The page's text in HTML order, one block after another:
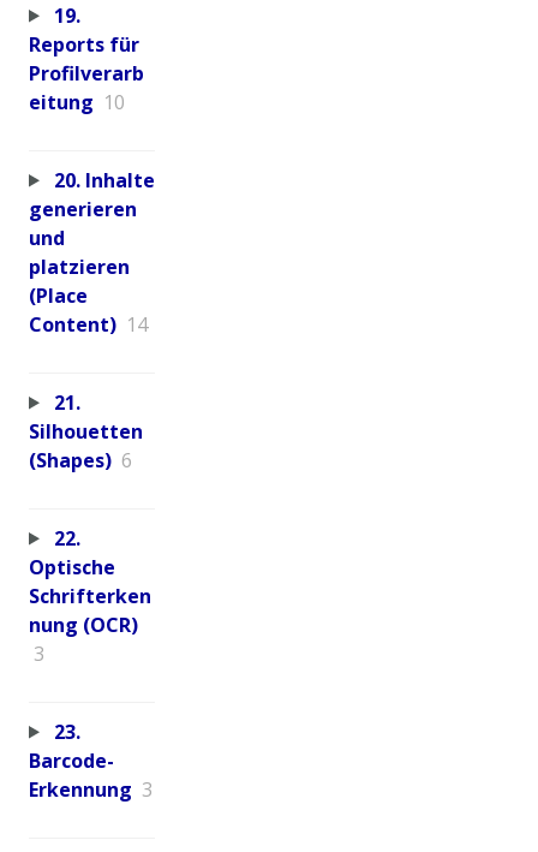
19.
Reports für
Profilverarb
eitung 10
20. Inhalte
generieren
und
platzieren
(Place
Content) 14
21.
Silhouetten
(Shapes) 6
22.
Optische
Schrifterken
nung (OCR)
3
23.
Barcode-
Erkennung 3